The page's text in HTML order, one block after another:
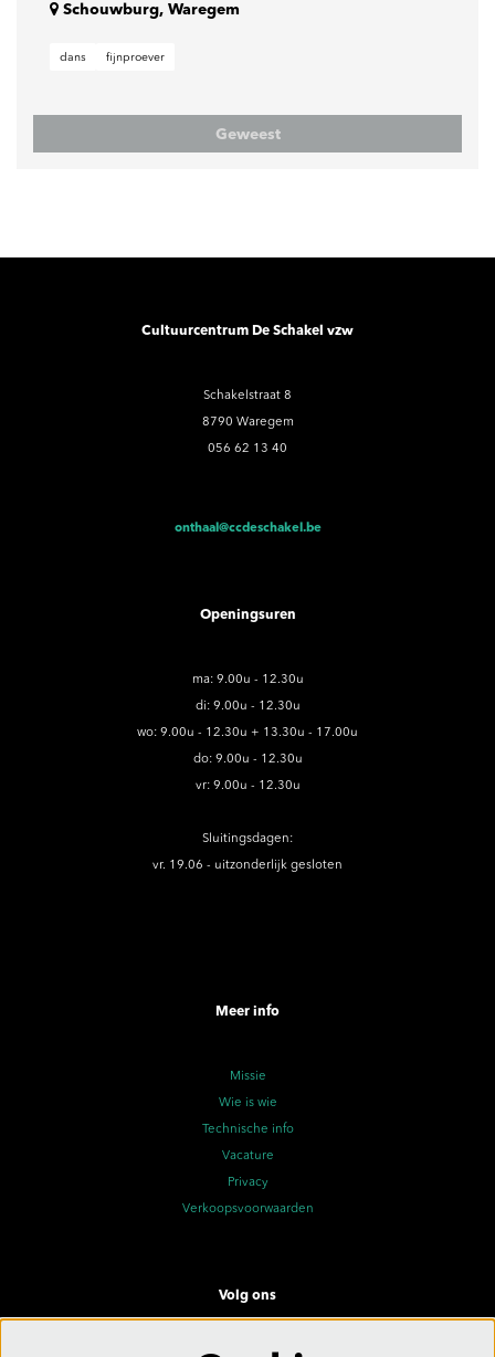
Schouwburg, Waregem
dans fijnproever
Geweest
Cultuurcentrum De Schakel vzw
Schakelstraat 8
8790 Waregem
056 62 13 40
onthaal@ccdeschakel.be
Openingsuren
ma: 9.00u - 12.30u
di: 9.00u - 12.30u
wo: 9.00u - 12.30u + 13.30u - 17.00u
do: 9.00u - 12.30u
vr: 9.00u - 12.30u
Sluitingsdagen:
vr. 19.06 - uitzonderlijk gesloten
Meer info
Missie
Wie is wie
Technische info
Vacature
Privacy
Verkoopsvoorwaarden
Volg ons